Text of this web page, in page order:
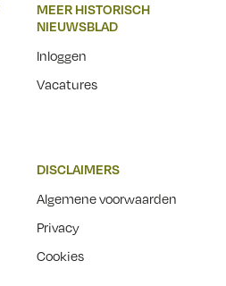
MEER HISTORISCH
NIEUWSBLAD
Inloggen
Vacatures
DISCLAIMERS
Algemene voorwaarden
Privacy
Cookies